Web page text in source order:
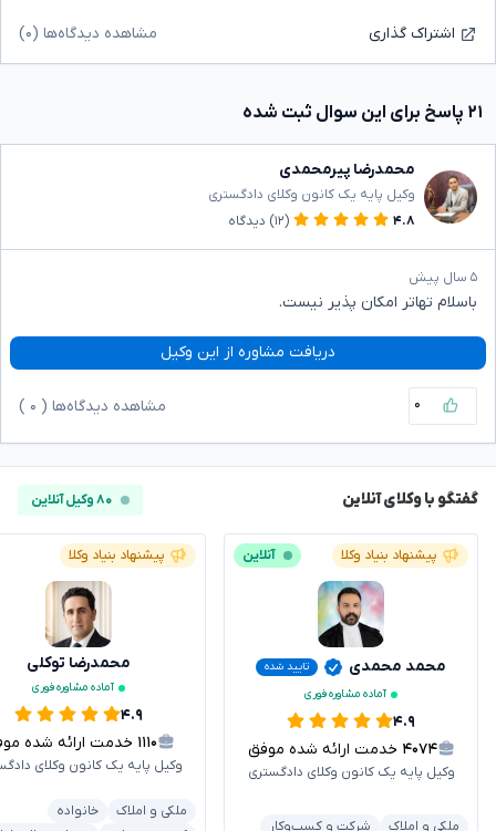
اشتراک گذاری مشاهده دیدگاه‌ها (۰)
۲۱ پاسخ برای این سوال ثبت شده
محمدرضا پیرمحمدی
وکیل پایه یک کانون وکلای دادگستری
۴.۸
(۱۲) دیدگاه
۵ سال پیش
باسلام تهاتر امکان پذیر نیست.
دریافت مشاوره از این وکیل
۰ مشاهده دیدگاه‌ها ( ۰
گفتگو با وکلای آنلاین ۸۰ وکیل آنلاین
پیشنهاد بنیاد وکلا آنلاین
محمد محمدی
تایید شده
آماده مشاوره فوری
۴.۹
۴۰۷۴ خدمت ارائه شده موفق
وکیل پایه یک کانون وکلای دادگستری
ملکی و املاک
شرکت و کسب‌وکار
پیشنهاد بنیاد وکلا
محمدرضا توکلی
آماده مشاوره فوری
۴.۹
۱۱۱۰ خدمت ارائه شده موفق
وکیل پایه یک کانون وکلای
ملکی و املاک
خانواده